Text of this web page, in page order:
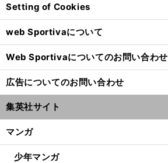
Setting of Cookies
web Sportivaについて
Web Sportivaについてのお問い合わせ
広告についてのお問い合わせ
集英社サイト
マンガ
少年マンガ